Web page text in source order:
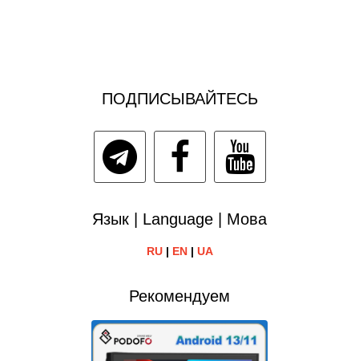
ПОДПИСЫВАЙТЕСЬ
Язык | Language | Мова
RU| EN| UA
Рекомендуем